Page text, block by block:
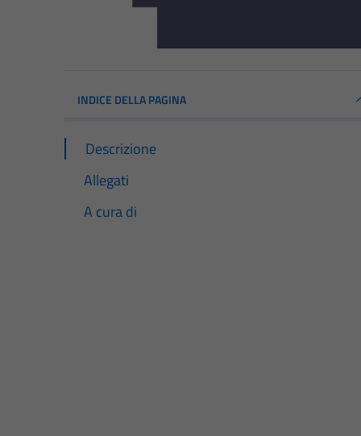
INDICE DELLA PAGINA
Descrizione
Allegati
A cura di